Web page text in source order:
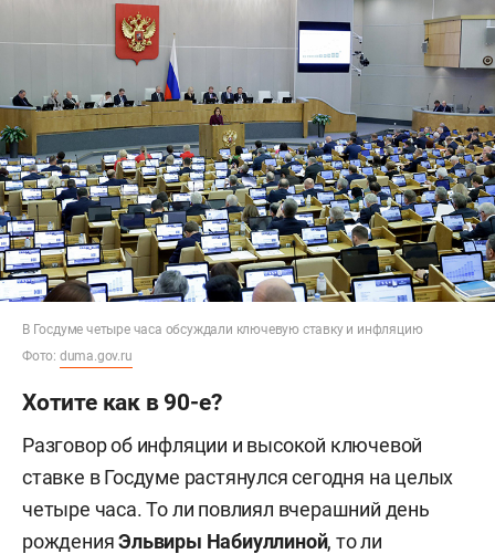
В Госдуме четыре часа обсуждали ключевую ставку и инфляцию
Фото: duma.gov.ru
Хотите как в 90-е?
Разговор об инфляции и высокой ключевой
ставке в Госдуме растянулся сегодня на целых
четыре часа. То ли повлиял вчерашний день
рожденияЭльвиры Набиуллиной, то ли